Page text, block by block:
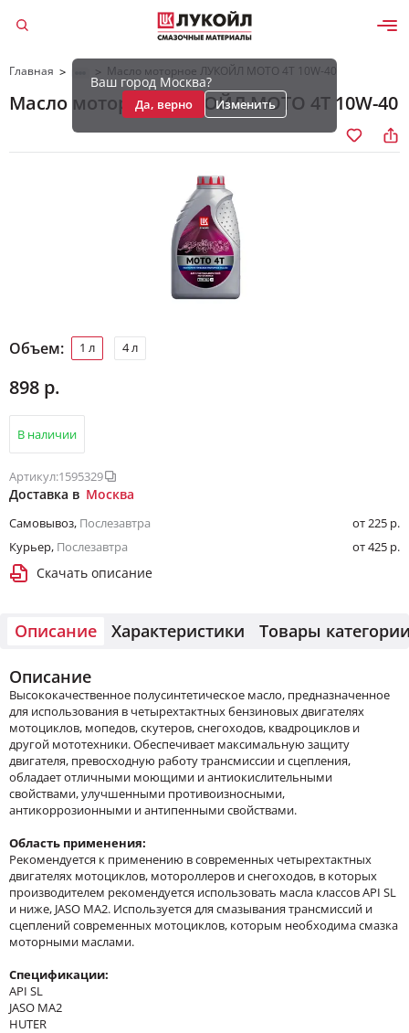
Ваш город Москва?
Да, верно Изменить
Главная > > Масло моторное ЛУКОЙЛ МОТО 4Т 10W-40
Масло моторное ЛУКОЙЛ МОТО 4Т 10W-40
Объем: 1 л 4 л
898 р.
В наличии
Артикул:1595329
Доставка в Москва
Самовывоз, Послезавтра
от 225 р.
Курьер, Послезавтра от 425 р.
Скачать описание
Описание Характеристики Товары
Описание
Высококачественное полусинтетическое масло, предназначенное
для использования в четырехтактных бензиновых двигателях
мотоциклов, мопедов, скутеров, снегоходов, квадроциклов и
другой мототехники. Обеспечивает максимальную защиту
двигателя, превосходную работу трансмиссии и сцепления,
обладает отличными моющими и антиокислительными
свойствами, улучшенными противоизносными,
антикоррозионными и антипенными свойствами.
Область применения:
Рекомендуется к применению в современных четырехтактных
двигателях мотоциклов, мотороллеров и снегоходов, в которых
производителем рекомендуется использовать масла классов API SL
и ниже, JASO MA2. Используется для смазывания трансмиссий и
сцеплений современных мотоциклов, которым необходима смазка
моторными маслами.
Спецификации:
API SL
JASO MA2
HUTER